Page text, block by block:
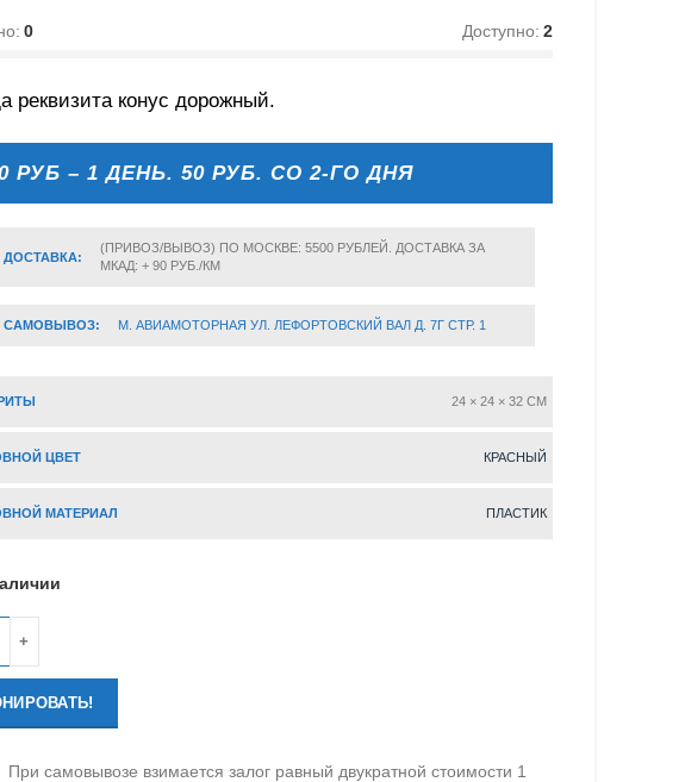
0 Доступно: 2
реквизита конус дорожный.
РУБ – 1 ДЕНЬ. 50 РУБ. СО 2-ГО ДНЯ
ДОСТАВКА:
(ПРИВОЗ/ВЫВОЗ) ПО МОСКВЕ: 5500 РУБЛЕЙ. ДОСТАВКА ЗА
МКАД: + 90 РУБ./КМ
САМОВЫВОЗ: М. АВИАМОТОРНАЯ УЛ. ЛЕФОРТОВСКИЙ ВАЛ Д. 7Г СТР. 1
24 × 24 × 32 CM
ЦВЕТ КРАСНЫЙ
МАТЕРИАЛ ПЛАСТИК
При самовывозе взимается залог равный двукратной стоимости 1